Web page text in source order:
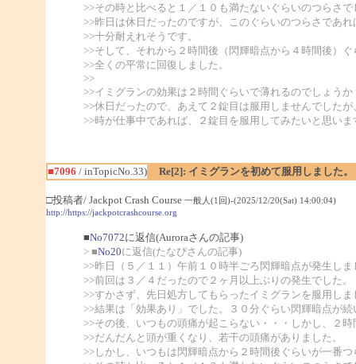
>>その時と比べると１／１０も満たないぐらいのつらさで
>>昨日は休日だったのですが、このぐらいのつらさであ
>>十分耐えれそうです。
>>そして、それから２時間後（閃輝暗点から４時間後）ぐ
>>全くの平常に回復しました。
>>
>>イミグランの効果は２時間ぐらいで薄れるのでしょうか
>>休日だったので、あえて２錠目は服用しませんでした
>>時が仕事中であれば、２錠目を服用してみたいと思いま
■7096 / inTopicNo.33) Re[2]: イミグランを初めて服用しました。
□投稿者/ Jackpot Crash Course 一般人(1回)-(2025/12/20(Sat) 14:00:04)
http://https://jackpotcrashcourse.org
■No7072に返信(Auroraさんの記事)
> ■No20に返信(たなぴさんの記事)
>>昨日（５／１１）午前１０時半ごろ閃輝暗点が発生しま
>>前回は３／４だったので２ヶ月以上ぶりの発生でした。
>>すかさず、先日処方してもらったイミグランを服用しま
>>結果は「効果あり」でした。３０分ぐらい閃輝暗点が
>>その後、いつもの頭痛が起こらない・・・しかし、２時
>>だんだんと頭が重くなり、若干の頭痛がありました。
>>しかし、いつもは閃輝暗点から２時間後ぐらいが一番つ